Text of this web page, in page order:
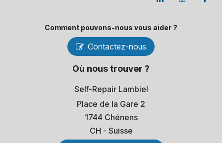
Comment pouvons-​nous vous aider ?
Contactez-nous
Où nous trouver ?
Self-Repair Lambiel
Place de la Gare 2
1744 Chénens
​CH - Suisse